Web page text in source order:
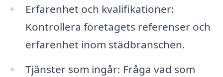
Erfarenhet och kvalifikationer:
Kontrollera företagets referenser och
erfarenhet inom städbranschen.
Tjänster som ingår: Fråga vad som